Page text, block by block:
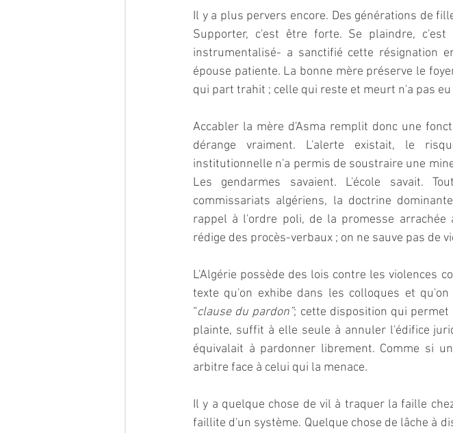
Il y a plus pervers encore. Des générations de
Supporter, c'est être forte. Se plaindre,
instrumentalisé- a sanctifié cette résignation
épouse patiente. La bonne mère préserve le
qui part trahit ; celle qui reste et meurt n'a pas eu
Accabler la mère d'Asma remplit donc une
dérange vraiment. L'alerte existait, le
institutionnelle n'a permis de soustraire une
Les gendarmes savaient. L'école savait.
commissariats algériens, la doctrine
rappel à l'ordre poli, de la promesse
rédige des procès-verbaux ; on ne sauve pas de
L'Algérie possède des lois contre les violences
texte qu'on exhibe dans les colloques et
“clause du pardon”; cette disposition qui
plainte, suffit à elle seule à annuler l'édifice
équivalait à pardonner librement. Comme si
arbitre face à celui qui la menace.
Il y a quelque chose de vil à traquer la faille
faillite d'un système. Quelque chose de lâche à